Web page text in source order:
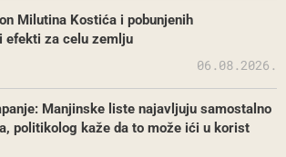
Milutina Kostića i pobunjenih
efekti za celu zemlju
06.08.2026.
Manjinske liste najavljuju samostalno
politikolog kaže da to može ići u korist